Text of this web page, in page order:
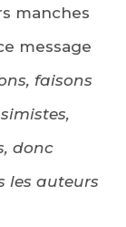
manches
message
faisons
donc
les auteurs